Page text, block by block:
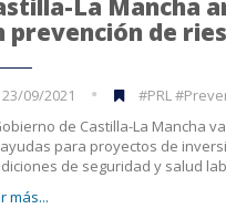
La Mancha
prevención de
23/09/2021
#PRL
de Castilla-La Mancha
para proyectos de
de seguridad y salud
más...